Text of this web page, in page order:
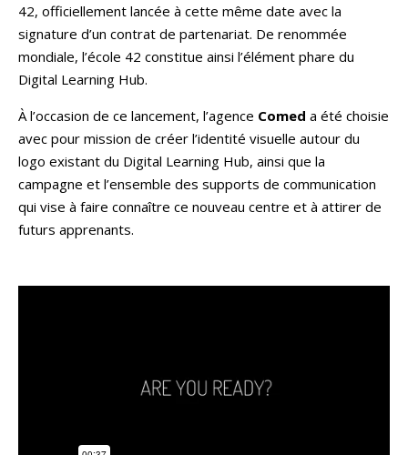
42, officiellement lancée à cette même date avec la
signature d’un contrat de partenariat. De renommée
mondiale, l’école 42 constitue ainsi l’élément phare du
Digital Learning Hub.
À l’occasion de ce lancement, l’agence Comed a été choisie
avec pour mission de créer l’identité visuelle autour du
logo existant du Digital Learning Hub, ainsi que la
campagne et l’ensemble des supports de communication
qui vise à faire connaître ce nouveau centre et à attirer de
futurs apprenants.